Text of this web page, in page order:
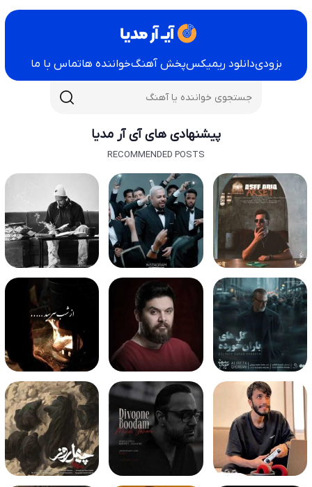
بزودیدانلود ریمیکسپخش آهنگخواننده هاتماس با ما
پیشنهادی های آی آر مدیا
RECOMMENDED POSTS